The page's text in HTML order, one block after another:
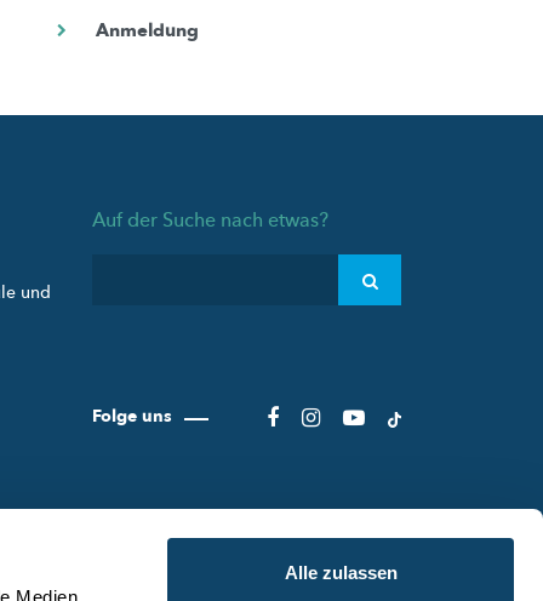
Alle zulassen
und
Auf der Suche nach etwas?
Folge uns